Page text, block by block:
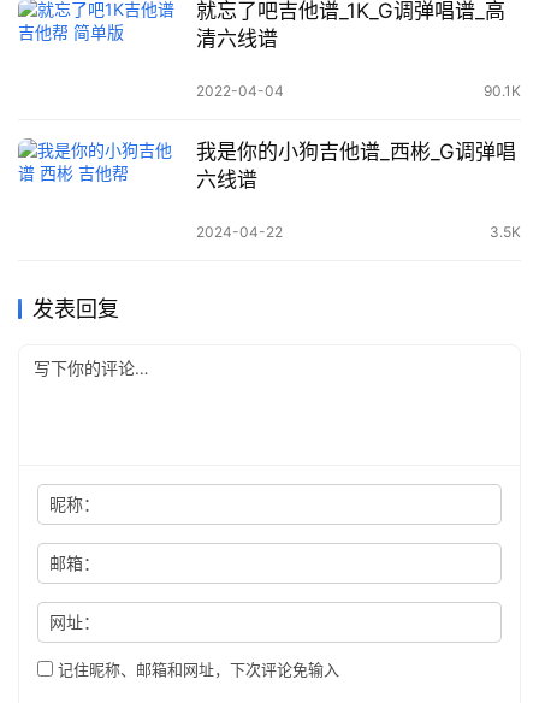
就忘了吧吉他谱_1K_G调弹唱谱_高
清六线谱
2022-04-04 90.1K
我是你的小狗吉他谱_西彬_G调弹唱
六线谱
2024-04-22 3.5K
发表回复
昵称：
邮箱：
网址：
记住昵称、邮箱和网址，下次评论免输入